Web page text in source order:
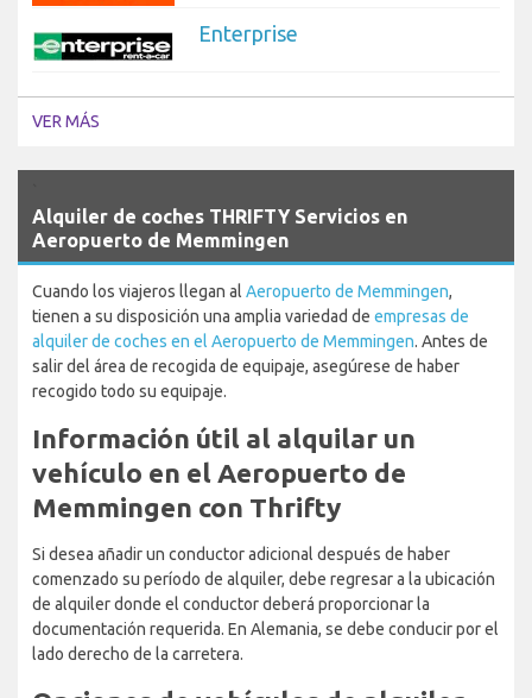
Enterprise
VER MÁS
Alquiler de coches THRIFTY Servicios en
Aeropuerto de Memmingen
Cuando los viajeros llegan al Aeropuerto de Memmingen,
tienen a su disposición una amplia variedad de empresas de
alquiler de coches en el Aeropuerto de Memmingen. Antes de
salir del área de recogida de equipaje, asegúrese de haber
recogido todo su equipaje.
Información útil al alquilar un
vehículo en el Aeropuerto de
Memmingen con Thrifty
Si desea añadir un conductor adicional después de haber
comenzado su período de alquiler, debe regresar a la ubicación
de alquiler donde el conductor deberá proporcionar la
documentación requerida. En Alemania, se debe conducir por el
lado derecho de la carretera.